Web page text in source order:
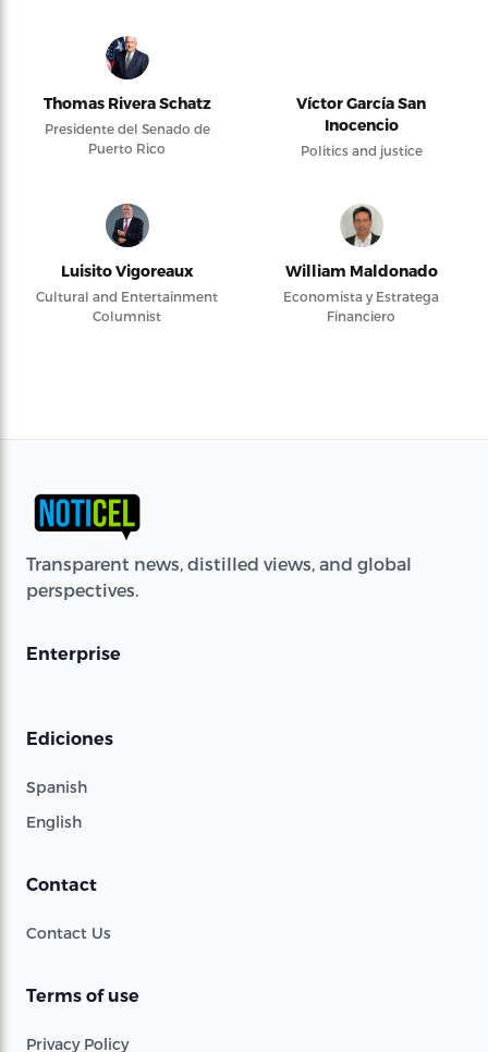
Thomas Rivera Schatz
Presidente del Senado de
Puerto Rico
Víctor García San
Inocencio
Politics and justice
Luisito Vigoreaux
Cultural and Entertainment
Columnist
William Maldonado
Economista y Estratega
Financiero
Transparent news, distilled views, and global
perspectives.
Enterprise
Ediciones
Spanish
English
Contact
Contact Us
Terms of use
Privacy Policy